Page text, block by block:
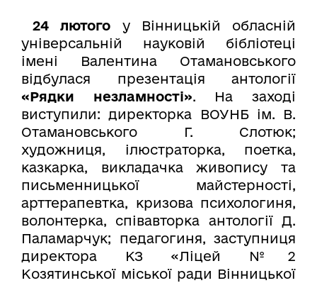
24 лютого у Вінницькій обласній
універсальній науковій бібліотеці
імені Валентина Отамановського
відбулася презентація антології
«Рядки незламності». На заході
виступили: директорка ВОУНБ ім. В.
Отамановського Г. Слотюк;
художниця, ілюстраторка, поетка,
казкарка, викладачка живопису та
письменницької майстерності,
арттерапевтка, кризова психологиня,
волонтерка, співавторка антології Д.
Паламарчук; педагогиня, заступниця
директора КЗ «Ліцей №2
Козятинської міської ради Вінницької